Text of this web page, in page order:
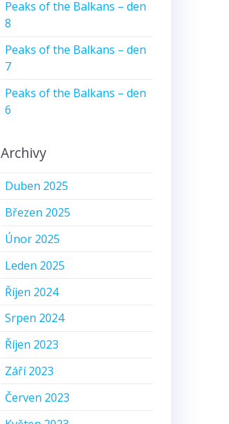
Peaks of the Balkans – den
8
Peaks of the Balkans – den
7
Peaks of the Balkans – den
6
Archivy
Duben 2025
Březen 2025
Únor 2025
Leden 2025
Říjen 2024
Srpen 2024
Říjen 2023
Září 2023
Červen 2023